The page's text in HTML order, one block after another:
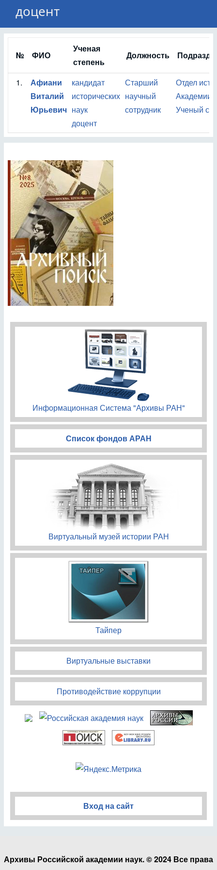
доцент
№ ФИО
Ученая
степень
Должность
1.
Афиани
Виталий
Юрьевич
кандидат
исторических
наук
доцент
Старший
научный
сотрудник
Отдел
Академии
Ученый
Информационная Система "Архивы РАН"
Список фондов АРАН
Виртуальный музей истории РАН
Тайпер
Виртуальные выставки
Противодействие коррупции
Вход на сайт
Архивы Российской академии наук. © 2024 Все права